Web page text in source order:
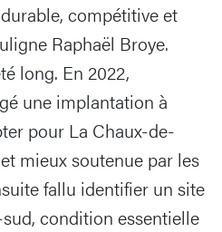
compétitive et
Raphaël Broye.
long. En 2022,
une implantation à
pour La Chaux-de-
mieux soutenue par les
fallu identifier un site
condition essentielle